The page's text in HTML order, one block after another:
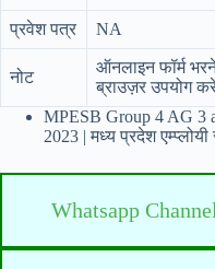
प्रवेश पत्र NA
नोट
ऑनलाइन फॉर्म
ब्राउज़र उपयोग
MPESB Group 4 AG 3
2023 | मध्य प्रदेश
Whatsapp Channel